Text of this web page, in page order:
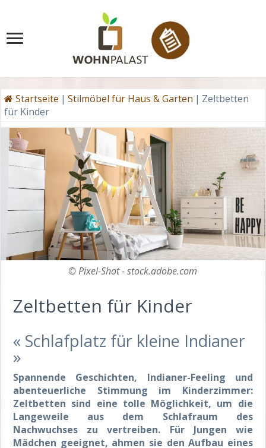
Startseite | Stilmöbel für Haus & Garten | Zeltbetten
für Kinder
© Pixel-Shot - stock.adobe.com
Zeltbetten für Kinder
« Schlafplatz für kleine Indianer
»
Spannende Geschichten, Indianer-Feeling und
abenteuerliche Stimmung im Kinderzimmer:
Zeltbetten sind eine tolle Möglichkeit, um die
Langeweile aus dem Schlafraum des
Nachwuchses zu vertreiben. Für Jungen wie
Mädchen geeignet, ahmen sie den Aufbau eines